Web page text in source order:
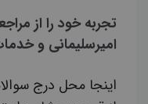
تجربه خود را از
امیرسلیمانی و
اینجا محل درج